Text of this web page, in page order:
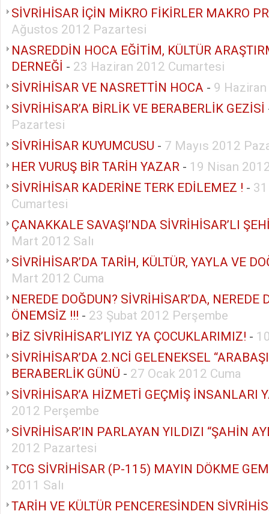
SİVRİHİSAR İÇİN MİKRO FİKİRLER MAKRO
Ağustos 2012 Pazartesi
NASREDDİN HOCA EĞİTİM, KÜLTÜR
DERNEĞİ - 23 Haziran 2012 Cumartesi
SİVRİHİSAR VE NASRETTİN HOCA - 9
SİVRİHİSAR’A BİRLİK VE BERABERLİK GEZİSİ
Pazartesi
SİVRİHİSAR KUYUMCUSU - 7 Mayıs 2012
HER VURUŞ BİR TARİH YAZAR - 19 Nisan
SİVRİHİSAR KADERİNE TERK EDİLEMEZ ! -
Cumartesi
ÇANAKKALE SAVAŞI’NDA SİVRİHİSAR’LI
Mart 2012 Salı
SİVRİHİSAR’DA TARİH, KÜLTÜR, YAYLA VE
Mart 2012 Cuma
NEREDE DOĞDUN? SİVRİHİSAR’DA, NEREDE
ÖNEMSİZ !!! - 23 Şubat 2012 Perşembe
BİZ SİVRİHİSAR’LIYIZ YA ÇOCUKLARIMIZ! -
SİVRİHİSAR’DA 2.NCİ GELENEKSEL
BERABERLİK GÜNÜ - 27 Ocak 2012 Cuma
SİVRİHİSAR’A HİZMETİ GEÇMİŞ İNSANLARI
2012 Perşembe
SİVRİHİSAR’IN PARLAYAN YILDIZI “ŞAHİN
2012 Pazartesi
TCG SİVRİHİSAR (P-115) MAYIN DÖKME
2011 Salı
TARİH VE KÜLTÜR PENCERESİNDEN